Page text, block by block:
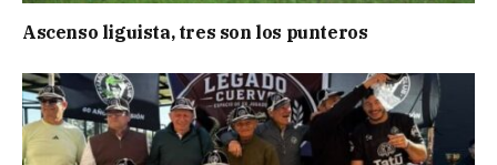
Ascenso liguista, tres son los punteros